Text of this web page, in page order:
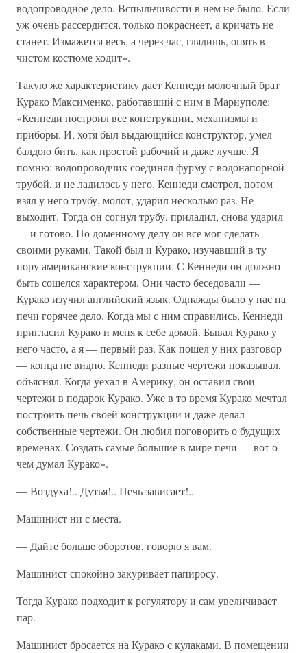
водопроводное дело. Вспыльчивости в нем не было. Если
уж очень рассердится, только покраснеет, а кричать не
станет. Измажется весь, а через час, глядишь, опять в
чистом костюме ходит».
Такую же характеристику дает Кеннеди молочный брат
Курако Максименко, работавший с ним в Мариуполе:
«Кеннеди построил все конструкции, механизмы и
приборы. И, хотя был выдающийся конструктор, умел
балдою бить, как простой рабочий и даже лучше. Я
помню: водопроводчик соединял фурму с водонапорной
трубой, и не ладилось у него. Кеннеди смотрел, потом
взял у него трубу, молот, ударил несколько раз. Не
выходит. Тогда он согнул трубу, приладил, снова ударил
— и готово. По доменному делу он все мог сделать
своими руками. Такой был и Курако, изучавший в ту
пору американские конструкции. С Кеннеди он должно
быть сошелся характером. Они часто беседовали —
Курако изучил английский язык. Однажды было у нас на
печи горячее дело. Когда мы с ним справились, Кеннеди
пригласил Курако и меня к себе домой. Бывал Курако у
него часто, а я — первый раз. Как пошел у них разговор
— конца не видно. Кеннеди разные чертежи показывал,
объяснял. Когда уехал в Америку, он оставил свои
чертежи в подарок Курако. Уже в то время Курако мечтал
построить печь своей конструкции и даже делал
собственные чертежи. Он любил поговорить о будущих
временах. Создать самые большие в мире печи — вот о
чем думал Курако».
— Воздуха!.. Дутья!.. Печь зависает!..
Машинист ни с места.
— Дайте больше оборотов, говорю я вам.
Машинист спокойно закуривает папиросу.
Тогда Курако подходит к регулятору и сам увеличивает
пар.
Машинист бросается на Курако с кулаками. В помещении